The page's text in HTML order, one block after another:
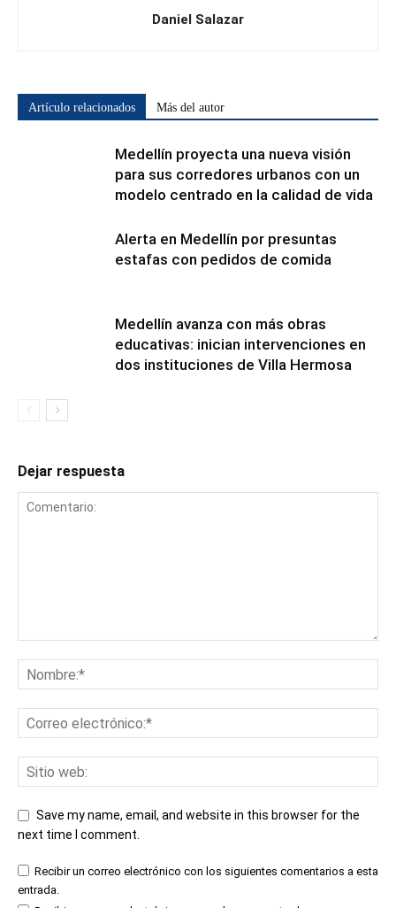
Daniel Salazar
Artículo relacionados Más del autor
Medellín proyecta una nueva visión
para sus corredores urbanos con un
modelo centrado en la calidad de vida
Alerta en Medellín por presuntas
estafas con pedidos de comida
Medellín avanza con más obras
educativas: inician intervenciones en
dos instituciones de Villa Hermosa
Dejar respuesta
Save my name, email, and website in this browser for the
next time I comment.
Recibir un correo electrónico con los siguientes comentarios a esta
entrada.